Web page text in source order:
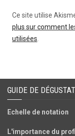
Ce site utilise
plus sur comment
utilisées
GUIDE DE
Echelle de notation
L'importance du profil